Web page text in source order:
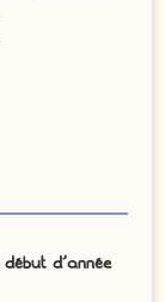
d’année